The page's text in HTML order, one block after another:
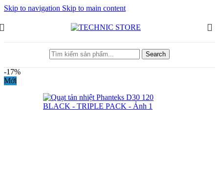
Skip to navigation Skip to main content
Search
-17%
Mới